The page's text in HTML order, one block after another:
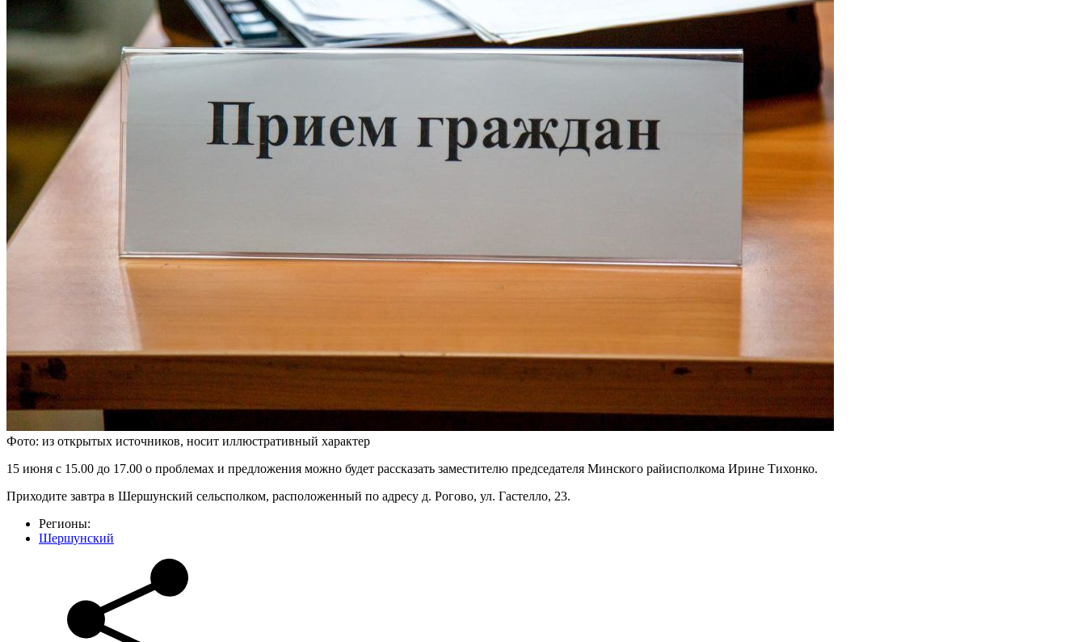
Фото: из открытых источников, носит иллюстративный характер
15 июня с 15.00 до 17.00 о проблемах и предложения можно будет рассказать заместителю председателя Минского райисполкома Ирине Тихонко.
Приходите завтра в Шершунский сельсполком, расположенный по адресу д. Рогово, ул. Гастелло, 23.
Регионы:
Шершунский